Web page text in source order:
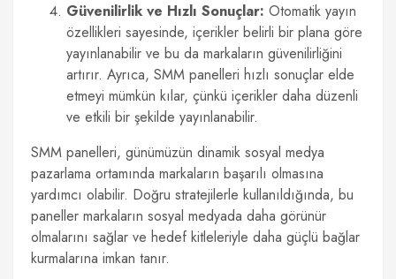
Güvenilirlik ve Hızlı Sonuçlar: Otomatik yayın
özellikleri sayesinde, içerikler belirli bir plana göre
yayınlanabilir ve bu da markaların güvenilirliğini
artırır. Ayrıca, SMM panelleri hızlı sonuçlar elde
etmeyi mümkün kılar, çünkü içerikler daha düzenli
ve etkili bir şekilde yayınlanabilir.
SMM panelleri, günümüzün dinamik sosyal medya
pazarlama ortamında markaların başarılı olmasına
yardımcı olabilir. Doğru stratejilerle kullanıldığında, bu
paneller markaların sosyal medyada daha görünür
olmalarını sağlar ve hedef kitleleriyle daha güçlü bağlar
kurmalarına imkan tanır.